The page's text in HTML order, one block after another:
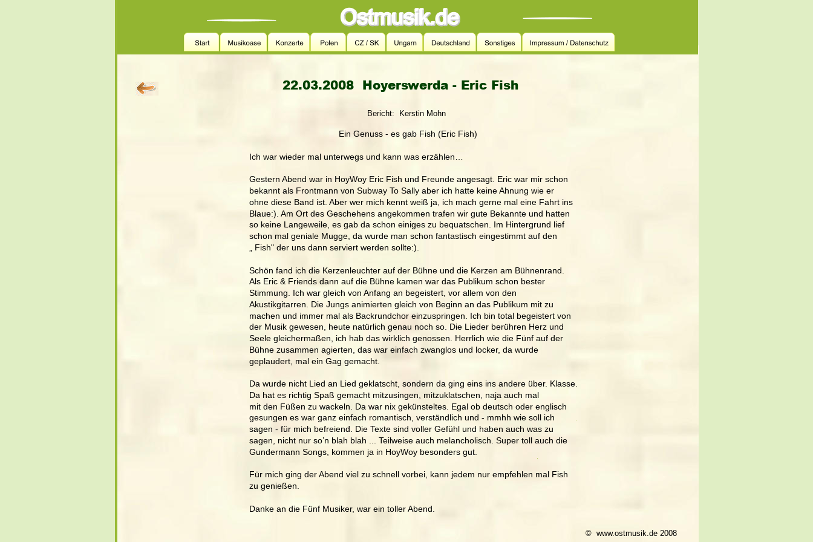
22.03.2008  Hoyerswerda - Eric Fish
Bericht:  Kerstin Mohn
                                     Ein Genuss - es gab Fish (Eric Fish)
Ich war wieder mal unterwegs und kann was erzählen…
Gestern Abend war in HoyWoy Eric Fish und Freunde angesagt. Eric war mir schon
bekannt als Frontmann von Subway To Sally aber ich hatte keine Ahnung wie er
ohne diese Band ist. Aber wer mich kennt weiß ja, ich mach gerne mal eine Fahrt ins
Blaue:). Am Ort des Geschehens angekommen trafen wir gute Bekannte und hatten
so keine Langeweile, es gab da schon einiges zu bequatschen. Im Hintergrund lief
schon mal geniale Mugge, da wurde man schon fantastisch eingestimmt auf den
„ Fish" der uns dann serviert werden sollte:).
Schön fand ich die Kerzenleuchter auf der Bühne und die Kerzen am Bühnenrand.
Als Eric & Friends dann auf die Bühne kamen war das Publikum schon bester
Stimmung. Ich war gleich von Anfang an begeistert, vor allem von den
Akustikgitarren. Die Jungs animierten gleich von Beginn an das Publikum mit zu
machen und immer mal als Backrundchor einzuspringen. Ich bin total begeistert von
der Musik gewesen, heute natürlich genau noch so. Die Lieder berühren Herz und
Seele gleichermaßen, ich hab das wirklich genossen. Herrlich wie die Fünf auf der
Bühne zusammen agierten, das war einfach zwanglos und locker, da wurde
geplaudert, mal ein Gag gemacht.
Da wurde nicht Lied an Lied geklatscht, sondern da ging eins ins andere über. Klasse.
Da hat es richtig Spaß gemacht mitzusingen, mitzuklatschen, naja auch mal
mit den Füßen zu wackeln. Da war nix gekünsteltes. Egal ob deutsch oder englisch
gesungen es war ganz einfach romantisch, verständlich und - mmhh wie soll ich
sagen - für mich befreiend. Die Texte sind voller Gefühl und haben auch was zu
sagen, nicht nur so’n blah blah ... Teilweise auch melancholisch. Super toll auch die
Gundermann Songs, kommen ja in HoyWoy besonders gut.
Für mich ging der Abend viel zu schnell vorbei, kann jedem nur empfehlen mal Fish
zu genießen.
Danke an die Fünf Musiker, war ein toller Abend.
©  www.ostmusik.de 2008